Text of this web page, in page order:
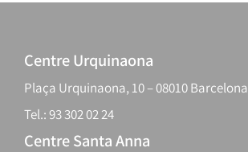
Centre Urquinaona
Plaça Urquinaona, 10 – 08010 Barcelona
Tel.: 93 302 02 24
Centre Santa Anna